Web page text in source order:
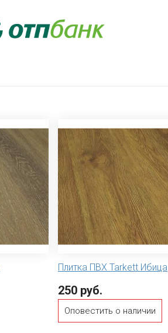
Плитка ПВХ Tarkett Ибица
250 руб.
Оповестить о наличии